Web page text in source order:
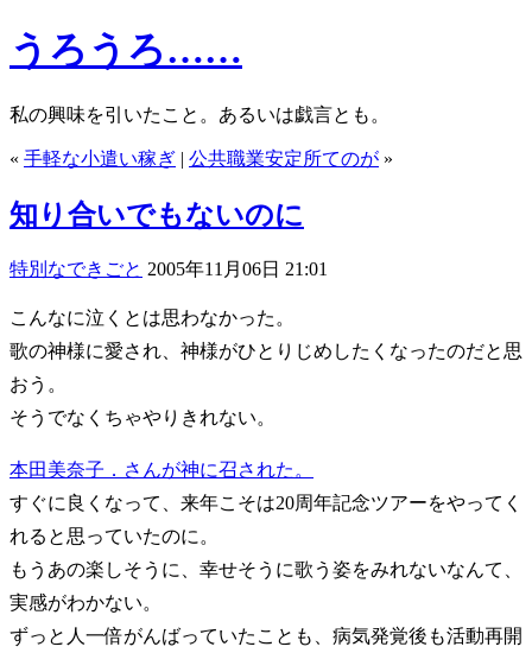
うろうろ……
私の興味を引いたこと。あるいは戯言とも。
« 手軽な小遣い稼ぎ | 公共職業安定所てのが »
知り合いでもないのに
特別なできごと 2005年11月06日 21:01
こんなに泣くとは思わなかった。
歌の神様に愛され、神様がひとりじめしたくなったのだと思
おう。
そうでなくちゃやりきれない。
本田美奈子．さんが神に召された。
すぐに良くなって、来年こそは20周年記念ツアーをやってく
れると思っていたのに。
もうあの楽しそうに、幸せそうに歌う姿をみれないなんて、
実感がわかない。
ずっと人一倍がんばっていたことも、病気発覚後も活動再開